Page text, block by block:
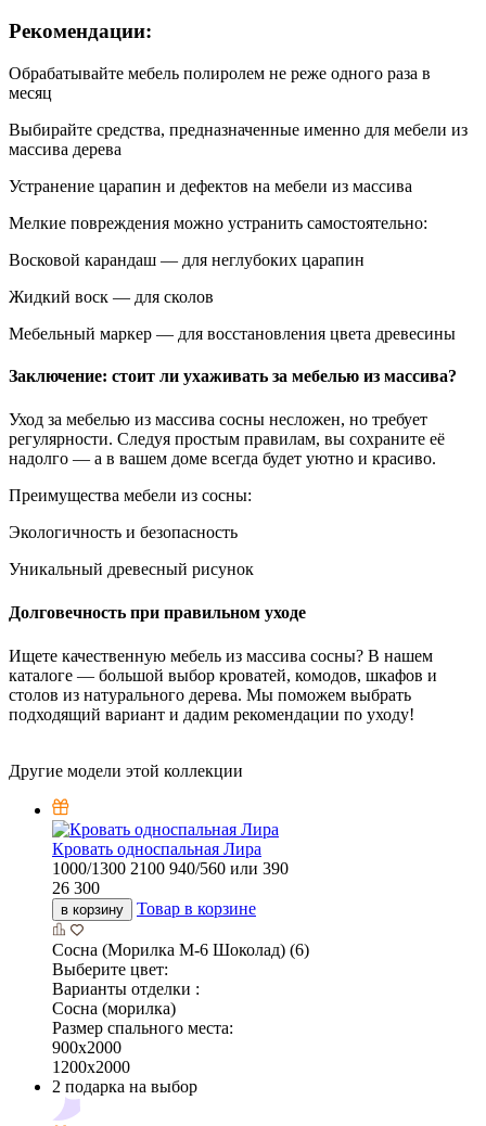
Рекомендации:
Обрабатывайте мебель полиролем не реже одного раза в
месяц
Выбирайте средства, предназначенные именно для мебели из
массива дерева
Устранение царапин и дефектов на мебели из массива
Мелкие повреждения можно устранить самостоятельно:
Восковой карандаш — для неглубоких царапин
Жидкий воск — для сколов
Мебельный маркер — для восстановления цвета древесины
Заключение: стоит ли ухаживать за мебелью из массива?
Уход за мебелью из массива сосны несложен, но требует
регулярности. Следуя простым правилам, вы сохраните её
надолго — а в вашем доме всегда будет уютно и красиво.
Преимущества мебели из сосны:
Экологичность и безопасность
Уникальный древесный рисунок
Долговечность при правильном уходе
Ищете качественную мебель из массива сосны? В нашем
каталоге — большой выбор кроватей, комодов, шкафов и
столов из натурального дерева. Мы поможем выбрать
подходящий вариант и дадим рекомендации по уходу!
Другие модели этой коллекции
Кровать односпальная Лира
1000/1300 2100 940/560 или 390
26 300
в корзину Товар в корзине
Сосна (Морилка М-6 Шоколад) (6)
Выберите цвет:
Варианты отделки :
Сосна (морилка)
Размер спального места:
900х2000
1200х2000
2 подарка на выбор